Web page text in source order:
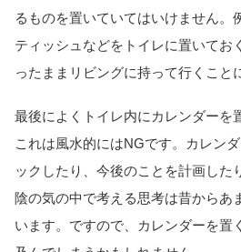
るものを置いていてはいけません。
ティッシュなどをトイレに置いてお
ったままリビングに持って行くこと
最後によくトイレ内にカレンダーを
これは風水的にはNGです。カレン
ックしたり、今後のことを計画した
陰の気の中で考える思考は昔からあ
います。ですので、カレンダーを置